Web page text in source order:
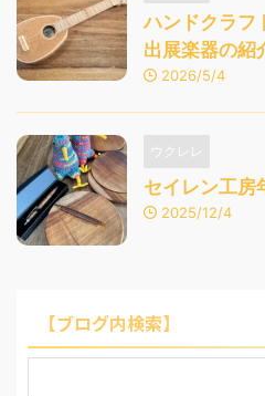
ハンドクラ
出展楽器の紹
2026/5/4
ウクレレ
セイレン工
2025/12/4
【ブログ内検索】